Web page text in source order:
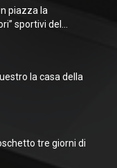
piazza la
sportivi del...
la casa della
tre giorni di